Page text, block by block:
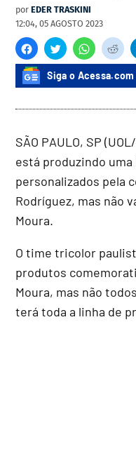
por EDER TRASKINI
12:04, 05 AGOSTO 2023
Siga o
SÃO PAULO, SP
está produzindo
personalizados pela
Rodríguez, mas não
Moura.
O time tricolor
produtos
Moura, mas não
terá toda a linha de